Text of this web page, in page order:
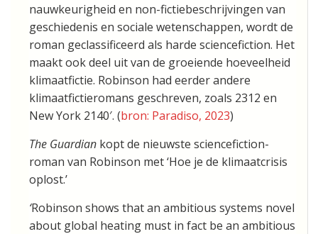
nauwkeurigheid en non-fictiebeschrijvingen van
geschiedenis en sociale wetenschappen, wordt de
roman geclassificeerd als harde sciencefiction. Het
maakt ook deel uit van de groeiende hoeveelheid
klimaatfictie. Robinson had eerder andere
klimaatfictieromans geschreven, zoals 2312 en
New York 2140′. (bron: Paradiso, 2023)
The Guardian kopt de nieuwste sciencefiction-
roman van Robinson met ‘Hoe je de klimaatcrisis
oplost.’
‘Robinson shows that an ambitious systems novel
about global heating must in fact be an ambitious